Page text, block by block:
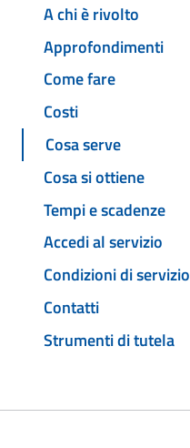
A chi è rivolto
Approfondimenti
Come fare
Costi
Cosa serve
Cosa si ottiene
Tempi e scadenze
Accedi al servizio
Condizioni di servizio
Contatti
Strumenti di tutela